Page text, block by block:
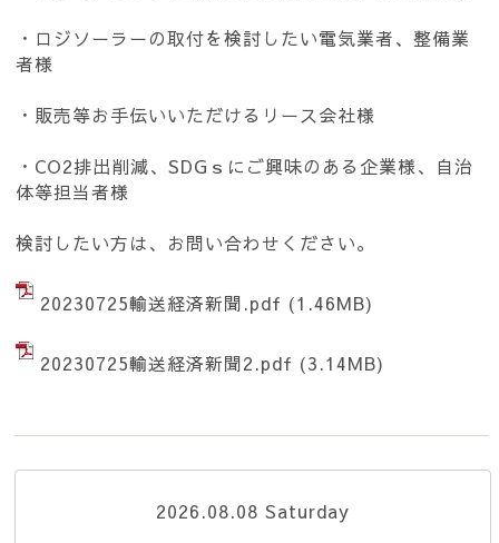
・ロジソーラーの取付を検討したい電気業者、整備業
者様
・販売等お手伝いいただけるリース会社様
・CO2排出削減、SDGｓにご興味のある企業様、自治
体等担当者様
検討したい方は、お問い合わせください。
20230725輸送経済新聞.pdf (1.46MB)
20230725輸送経済新聞2.pdf (3.14MB)
2026.08.08 Saturday